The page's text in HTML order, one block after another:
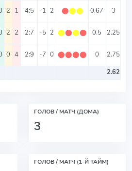
2 1 4:5 -1 2 ⬤⬤⬤ 0.67 3
2 2 2:7 -5 2 ⬤⬤⬤⬤ 0.5 2.25
0 4 2:9 -7 0 ⬤⬤⬤⬤ 0 2.75
2.62
ГОЛОВ / МАТЧ (ДОМА)
3
ГОЛОВ / МАТЧ (1-Й ТАЙМ)